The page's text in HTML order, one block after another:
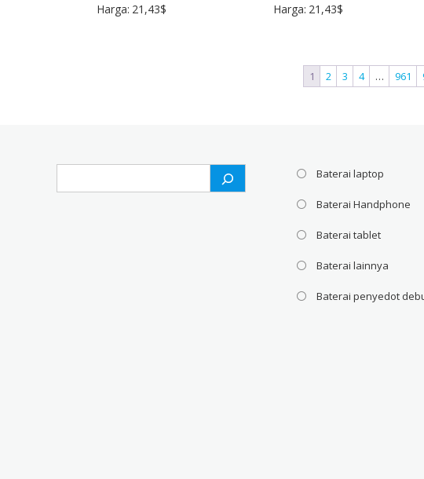
Harga: 21,43$ Harga: 21,43$
1 2 3 4 … 961
Baterai laptop
Baterai Handphone
Baterai tablet
Baterai lainnya
Baterai penyedot